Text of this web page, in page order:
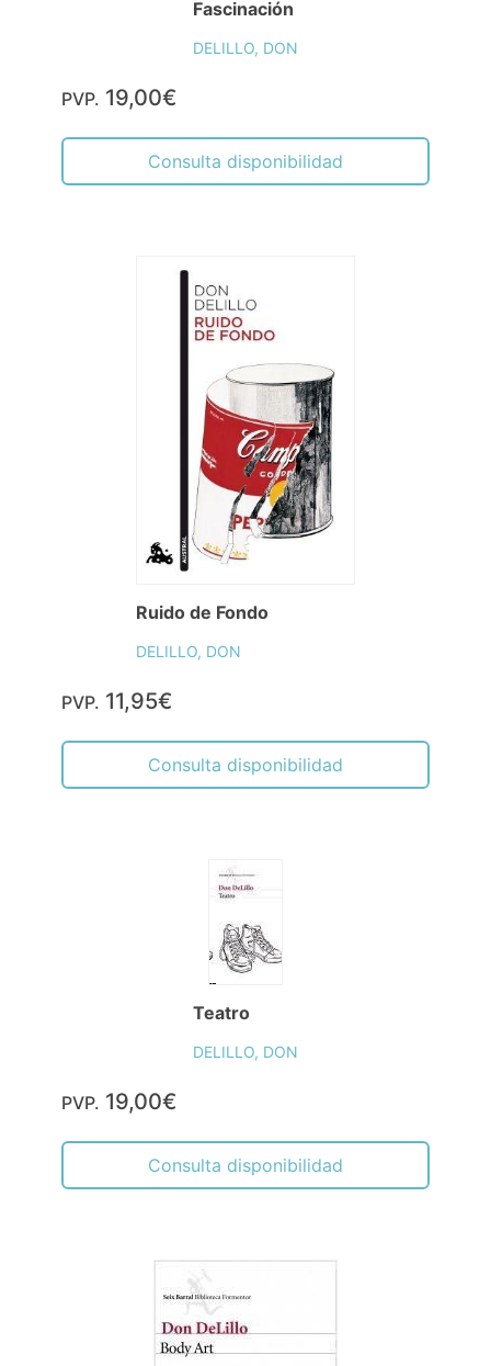
Fascinación
DELILLO, DON
PVP. 19,00€
Consulta disponibilidad
Ruido de Fondo
DELILLO, DON
PVP. 11,95€
Consulta disponibilidad
Teatro
DELILLO, DON
PVP. 19,00€
Consulta disponibilidad